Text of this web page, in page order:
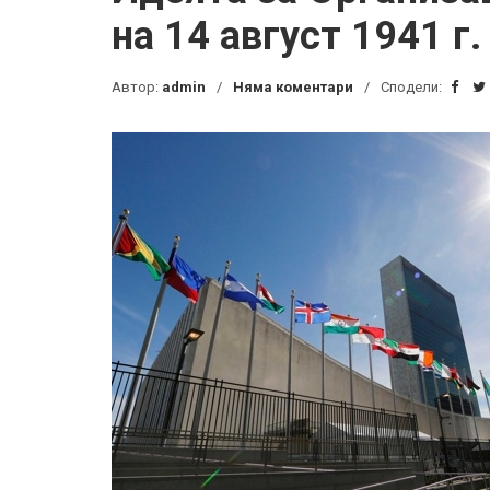
на 14 август 1941 г.
Автор: admin Няма коментари Сподели: